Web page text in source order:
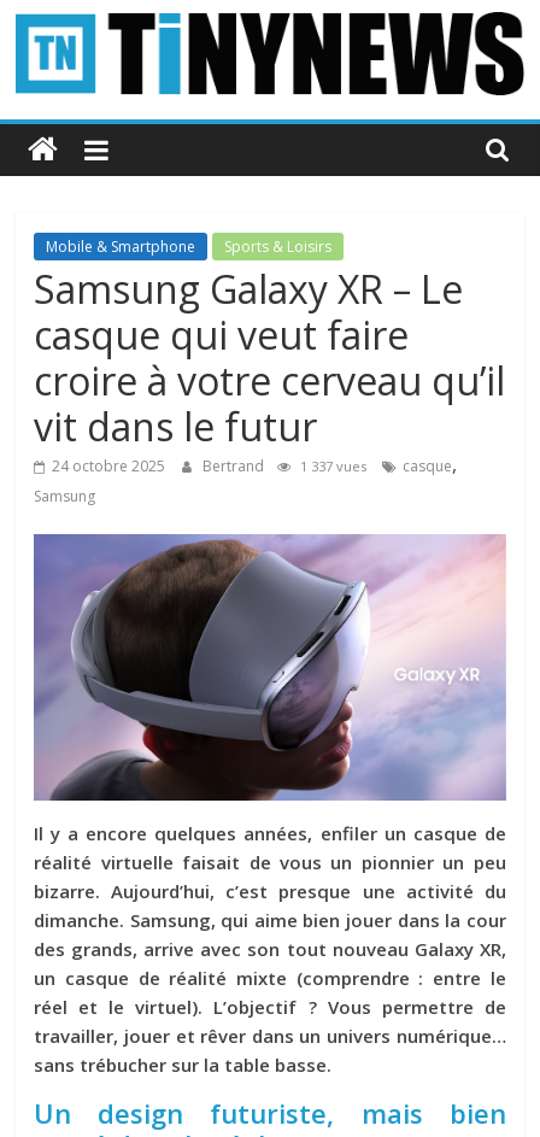
Passer
contenu
Tinynews
Le
belge
connecté
Mobile & Smartphone Sports & Loisirs
Samsung Galaxy XR – Le
casque qui veut faire
croire à votre cerveau qu’il
vit dans le futur
24 octobre 2025 Bertrand 1 337 vues casque,
Samsung
Il y a encore quelques années, enfiler un casque de
réalité virtuelle faisait de vous un pionnier un peu
bizarre. Aujourd’hui, c’est presque une activité du
dimanche. Samsung, qui aime bien jouer dans la cour
des grands, arrive avec son tout nouveau Galaxy XR,
un casque de réalité mixte (comprendre : entre le
réel et le virtuel). L’objectif ? Vous permettre de
travailler, jouer et rêver dans un univers numérique…
sans trébucher sur la table basse.
Un design futuriste, mais bien